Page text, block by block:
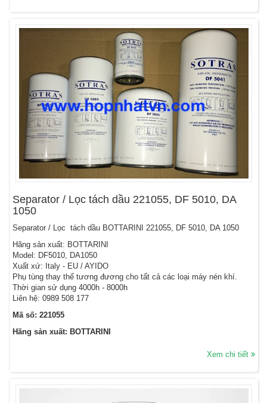
Separator / Lọc tách dầu 221055, DF 5010, DA
1050
Separator / Lọc tách dầu BOTTARINI 221055, DF 5010, DA 1050
Hãng sản xuất: BOTTARINI
Model: DF5010, DA1050
Xuất xứ: Italy - EU / AYIDO
Phụ tùng thay thế tương đương cho tất cả các loại máy nén khí.
Thời gian sử dụng 4000h - 8000h
Liên hệ: 0989 508 177
Mã số: 221055
Hãng sản xuất: BOTTARINI
Xem chi tiết